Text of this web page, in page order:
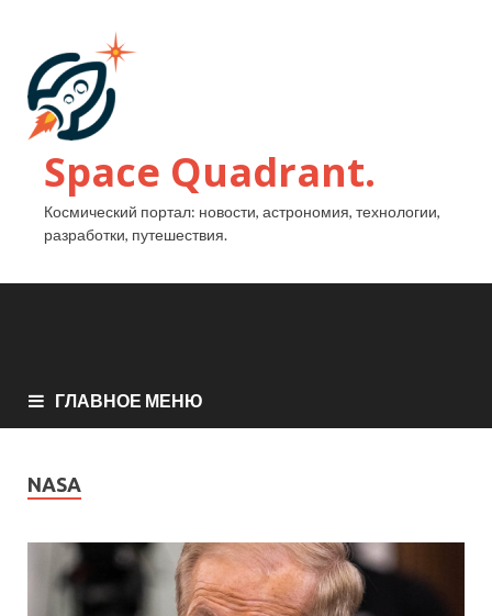
Space Quadrant.
Космический портал: новости, астрономия, технологии,
разработки, путешествия.
ГЛАВНОЕ МЕНЮ
NASA